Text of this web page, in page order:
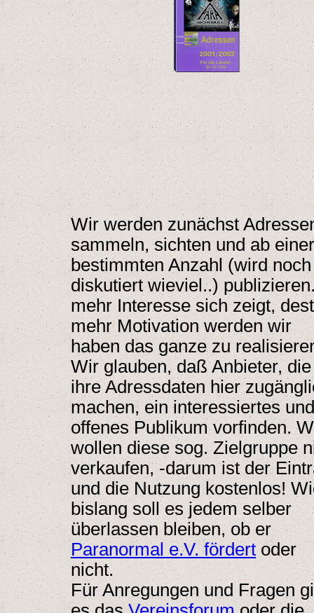
Wir werden zunächst
sammeln, sichten und ab einer
bestimmten Anzahl (wird noch
diskutiert wieviel..)
mehr Interesse sich zeigt,
mehr Motivation werden wir
haben das ganze zu
Wir glauben, daß Anbieter, die
ihre Adressdaten hier
machen, ein interessiertes und
offenes Publikum vorfinden.
wollen diese sog. Zielgruppe
verkaufen, -darum ist der
und die Nutzung kostenlos!
bislang soll es jedem selber
überlassen bleiben, ob er
Paranormal e.V. fördertoder
nicht.
Für Anregungen und Fragen